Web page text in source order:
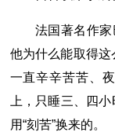
法国著名作家
他为什么能取得这
一直辛辛苦苦、
上，只睡三、四
用“刻苦”换来的。